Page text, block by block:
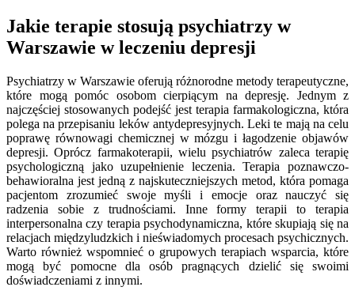
Jakie terapie stosują psychiatrzy w
Warszawie w leczeniu depresji
Psychiatrzy w Warszawie oferują różnorodne metody terapeutyczne,
które mogą pomóc osobom cierpiącym na depresję. Jednym z
najczęściej stosowanych podejść jest terapia farmakologiczna, która
polega na przepisaniu leków antydepresyjnych. Leki te mają na celu
poprawę równowagi chemicznej w mózgu i łagodzenie objawów
depresji. Oprócz farmakoterapii, wielu psychiatrów zaleca terapię
psychologiczną jako uzupełnienie leczenia. Terapia poznawczo-
behawioralna jest jedną z najskuteczniejszych metod, która pomaga
pacjentom zrozumieć swoje myśli i emocje oraz nauczyć się
radzenia sobie z trudnościami. Inne formy terapii to terapia
interpersonalna czy terapia psychodynamiczna, które skupiają się na
relacjach międzyludzkich i nieświadomych procesach psychicznych.
Warto również wspomnieć o grupowych terapiach wsparcia, które
mogą być pomocne dla osób pragnących dzielić się swoimi
doświadczeniami z innymi.